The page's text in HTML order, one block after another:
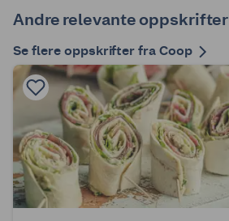
Andre relevante oppskrifter
Se flere oppskrifter fra Coop